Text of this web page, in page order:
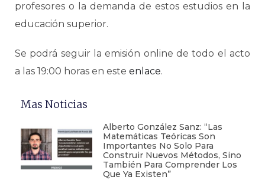
profesores o la demanda de estos estudios en la
educación superior.
Se podrá seguir la emisión online de todo el acto
a las 19:00 horas en este enlace.
Mas Noticias
Alberto González Sanz: “Las
Matemáticas Teóricas Son
Importantes No Solo Para
Construir Nuevos Métodos, Sino
También Para Comprender Los
Que Ya Existen”